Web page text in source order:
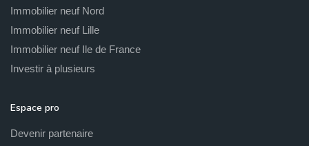
Immobilier neuf Nord
Immobilier neuf Lille
Immobilier neuf Ile de France
Investir à plusieurs
Espace pro
Devenir partenaire